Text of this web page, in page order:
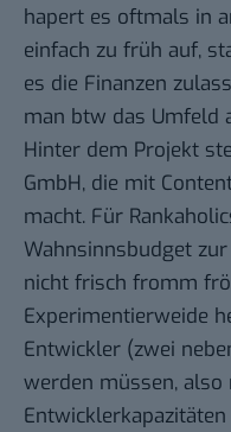
hapert es oftmals in
einfach zu früh auf,
es die Finanzen
man btw das Umfeld
Hinter dem Projekt
GmbH, die mit
macht. Für
Wahnsinnsbudget
nicht frisch fromm
Experimentierweide
Entwickler (zwei
werden müssen,